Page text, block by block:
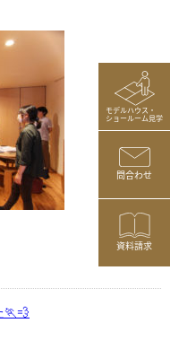
モデルハウス・
ショールーム見学
問合わせ
資料請求
🏃💨